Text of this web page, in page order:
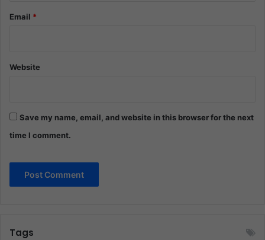
Email *
Website
Save my name, email, and website in this browser for the next
time I comment.
Tags